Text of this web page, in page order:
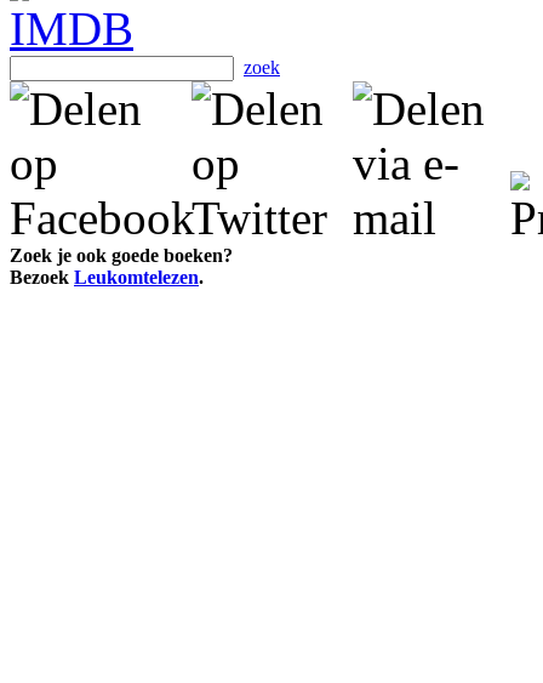
zoek
Zoek je ook goede boeken?
Bezoek Leukomtelezen.